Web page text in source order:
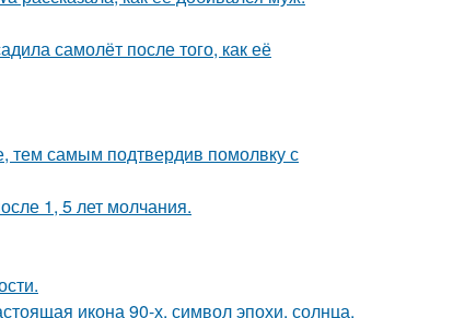
самолёт после того, как её
тем самым подтвердив помолвку с
1, 5 лет молчания.
икона 90-х, символ эпохи, солнца,